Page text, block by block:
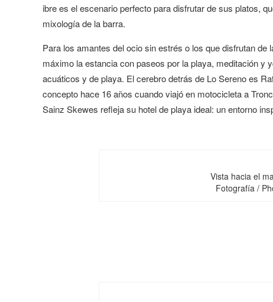
ibre es el escenario perfecto para disfrutar de sus platos,
mixología de la barra.
Para los amantes del ocio sin estrés o los que disfrutan
máximo la estancia con paseos por la playa, meditación y
acuáticos y de playa. El cerebro detrás de Lo Sereno es
concepto hace 16 años cuando viajó en motocicleta a
Sainz Skewes refleja su hotel de playa ideal: un entorno
Vista hacia el
Fotografía /